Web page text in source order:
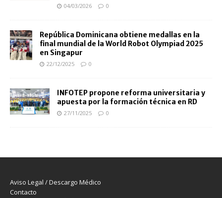
04/03/2026 0
República Dominicana obtiene medallas en la
final mundial de la World Robot Olympiad 2025
en Singapur
22/12/2025 0
INFOTEP propone reforma universitaria y
apuesta por la formación técnica en RD
27/11/2025 0
Aviso Legal / Descargo Médico
Contacto